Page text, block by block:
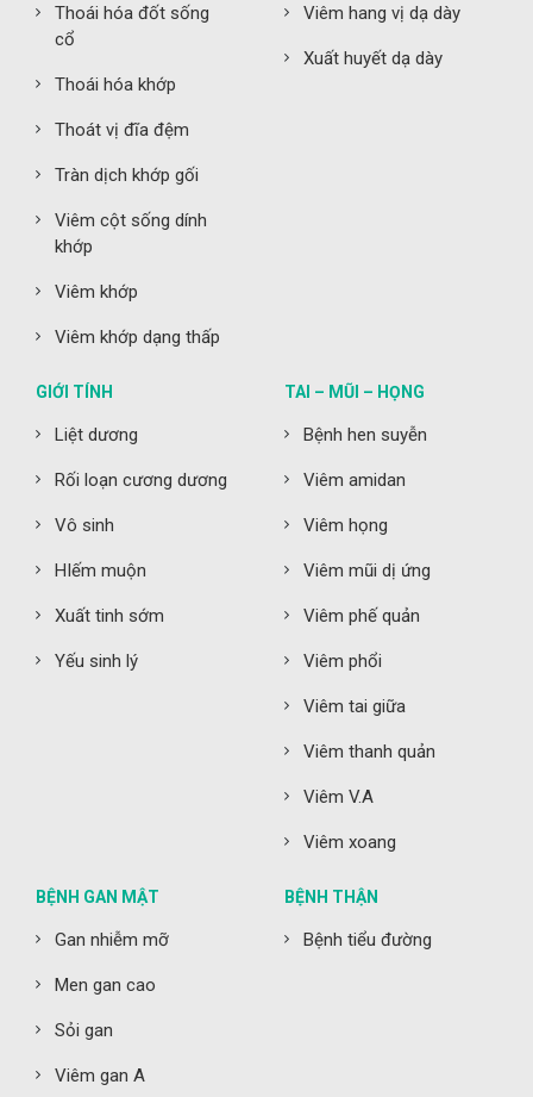
Thoái hóa đốt sống
cổ
Thoái hóa khớp
Thoát vị đĩa đệm
Tràn dịch khớp gối
Viêm cột sống dính
khớp
Viêm khớp
Viêm khớp dạng thấp
Viêm hang vị dạ dày
Xuất huyết dạ dày
GIỚI TÍNH
Liệt dương
Rối loạn cương dương
Vô sinh
HIếm muộn
Xuất tinh sớm
Yếu sinh lý
TAI – MŨI – HỌNG
Bệnh hen suyễn
Viêm amidan
Viêm họng
Viêm mũi dị ứng
Viêm phế quản
Viêm phổi
Viêm tai giữa
Viêm thanh quản
Viêm V.A
Viêm xoang
BỆNH GAN MẬT
Gan nhiễm mỡ
Men gan cao
Sỏi gan
Viêm gan A
BỆNH THẬN
Bệnh tiểu đường